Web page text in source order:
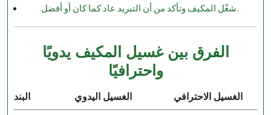
شغّل المكيف وتأكد من أن التبريد عاد كما كان أو أفضل.
الفرق بين غسيل المكيف يدويًا
واحترافيًا
البند الغسيل اليدوي الغسيل الاحترافي